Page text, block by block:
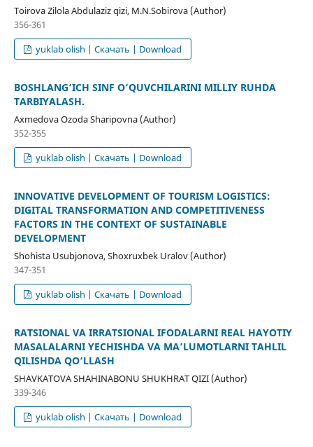
Toirova Zilola Abdulaziz qizi, M.N.Sobirova (Author)
356-361
yuklab olish | Скачать | Download
BOSHLANG‘ICH SINF O‘QUVCHILARINI MILLIY RUHDA
TARBIYALASH.
Axmedova Ozoda Sharipovna (Author)
352-355
yuklab olish | Скачать | Download
INNOVATIVE DEVELOPMENT OF TOURISM LOGISTICS:
DIGITAL TRANSFORMATION AND COMPETITIVENESS
FACTORS IN THE CONTEXT OF SUSTAINABLE
DEVELOPMENT
Shohista Usubjonova, Shoxruxbek Uralov (Author)
347-351
yuklab olish | Скачать | Download
RATSIONAL VA IRRATSIONAL IFODALARNI REAL HAYOTIY
MASALALARNI YECHISHDA VA MA’LUMOTLARNI TAHLIL
QILISHDA QO‘LLASH
SHAVKATOVA SHAHINABONU SHUKHRAT QIZI (Author)
339-346
yuklab olish | Скачать | Download